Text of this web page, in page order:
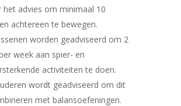
het advies om minimaal 10
achtereen te bewegen.
worden geadviseerd om 2
week aan spier- en
activiteiten te doen.
wordt geadviseerd om dit
met balansoefeningen.